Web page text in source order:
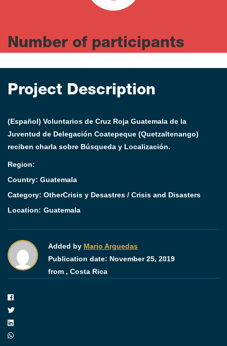
Number of participants
Project Description
(Español) Voluntarios de Cruz Roja Guatemala de la
Juventud de Delegación Coatepeque (Quetzaltenango)
reciben charla sobre Búsqueda y Localización.
Region:
Country: Guatemala
Category: OtherCrisis y Desastres / Crisis and Disasters
Location: Guatemala
Added by Mario Arguedas
Publication date: November 25, 2019
from , Costa Rica